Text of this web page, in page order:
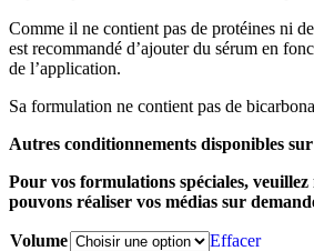
Comme il ne contient pas de protéines ni
est recommandé d’ajouter du sérum en
de l’application.
Sa formulation ne contient pas de
Autres conditionnements disponibles
Pour vos formulations spéciales,
pouvons réaliser vos médias sur
Volume
Effacer